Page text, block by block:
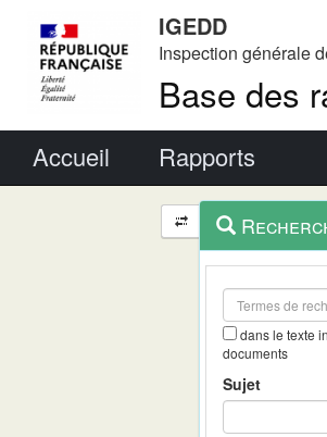
IGEDD
Inspection générale
Base des
Accueil Rapports
Navigation
et
outils
contextuel
dans le texte
documents
Sujet